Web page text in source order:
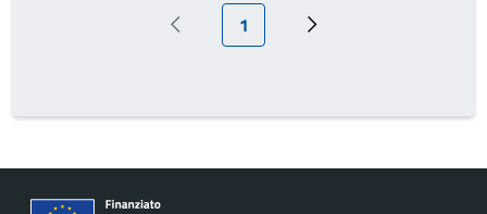
Pagina precedente
Pagina attuale
1 Prossima pagina